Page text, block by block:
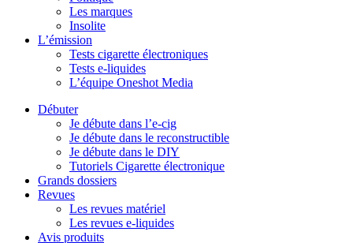
Les marques
Insolite
L’émission
Tests cigarette électroniques
Tests e-liquides
L’équipe Oneshot Media
Débuter
Je débute dans l’e-cig
Je débute dans le reconstructible
Je débute dans le DIY
Tutoriels Cigarette électronique
Grands dossiers
Revues
Les revues matériel
Les revues e-liquides
Avis produits